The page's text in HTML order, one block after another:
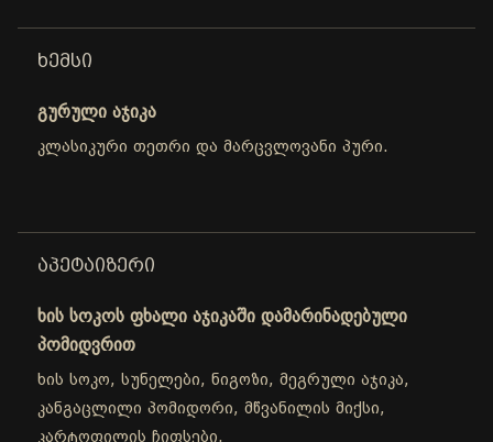
ᲮᲔᲛᲡᲘ
გურული აჯიკა
კლასიკური თეთრი და მარცვლოვანი პური.
ᲐᲞᲔᲢᲐᲘᲖᲔᲠᲘ
ხის სოკოს ფხალი აჯიკაში დამარინადებული
პომიდვრით
ხის სოკო, სუნელები, ნიგოზი, მეგრული აჯიკა,
კანგაცლილი პომიდორი, მწვანილის მიქსი,
კარტოფილის ჩიფსები.